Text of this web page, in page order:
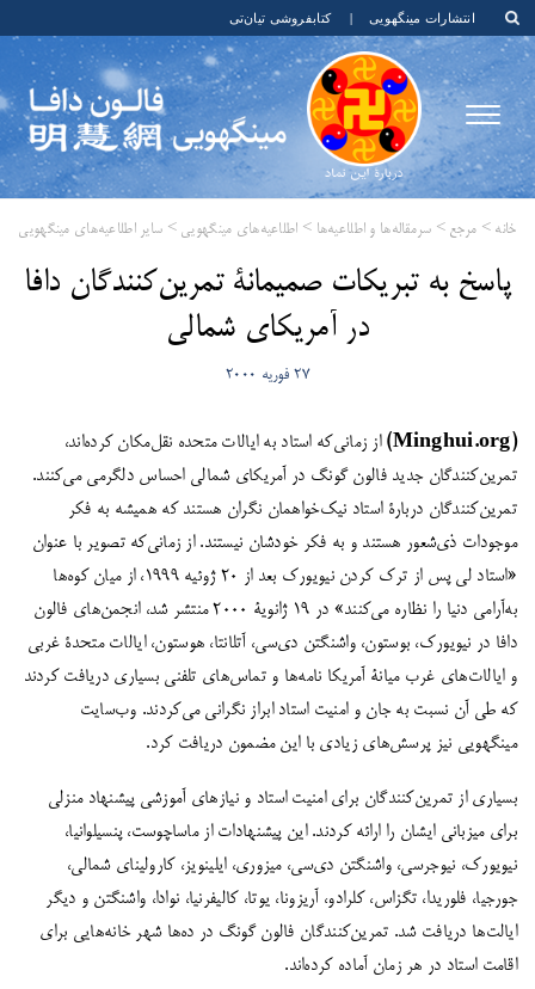
انتشارات مینگهویی | کتابفروشی تیان‌تی
خانه > مرجع > سرمقاله‌ها و اطلاعیه‌ها > اطلاعیه‌های مینگهویی > سایر اطلاعیه‌های مینگهویی
​پاسخ به تبریکات صمیمانۀ تمرین‌کنندگان دافا
در آمریکای شمالی
27 فوریه 2000
(Minghui.org)
از زمانی‌که استاد به ایالات متحده نقل‌مکان کرده‌اند،
تمرین‌کنندگان جدید فالون گونگ در آمریکای شمالی احساس دلگرمی می‌کنند.
تمرین‌کنندگان دربارۀ استاد نیک‌خواهمان نگران هستند که همیشه به فکر
موجودات ذی‌شعور هستند و به فکر خودشان نیستند. از زمانی‌که تصویر با عنوان
«استاد لی پس از ترک کردن نیویورک بعد از ۲۰ ژوئیه ۱۹۹۹، از میان کوه‌ها
به‌آرامی دنیا را نظاره می‌کنند» در ۱۹ ژانویۀ ۲۰۰۰ منتشر شد، انجمن‌های فالون
دافا در نیویورک، بوستون، واشنگتن دی‌سی، آتلانتا، هوستون، ایالات متحدۀ غربی
و ایالات‌های غرب میانۀ آمریکا نامه‌ها و تماس‌های تلفنی بسیاری دریافت کردند
که طی آن نسبت به جان و امنیت استاد ابراز نگرانی می‌کردند. وب‌سایت
مینگهویی نیز پرسش‌های زیادی با این مضمون دریافت کرد.
بسیاری از تمرین‌کنندگان برای امنیت استاد ونیازهای آموزشی پیشنهاد منزلی
برای میزبانی ایشان را ارائه کردند. این پیشنهادات از ماساچوست، پنسیلوانیا،
نیویورک، نیوجرسی، واشنگتن دی‌سی، میزوری، ایلینویز، کارولینای شمالی،
جورجیا، فلوریدا، تگزاس، کلرادو، آریزونا، یوتا، کالیفرنیا، نوادا، واشنگتن و دیگر
ایالت‌ها دریافت شد. تمرین‌کنندگان فالون گونگ در ده‌ها شهر خانه‌هایی برای
اقامت استاد در هر زمان آماده کرده‌اند.